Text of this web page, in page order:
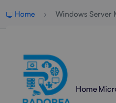
Home
Home Windows Server